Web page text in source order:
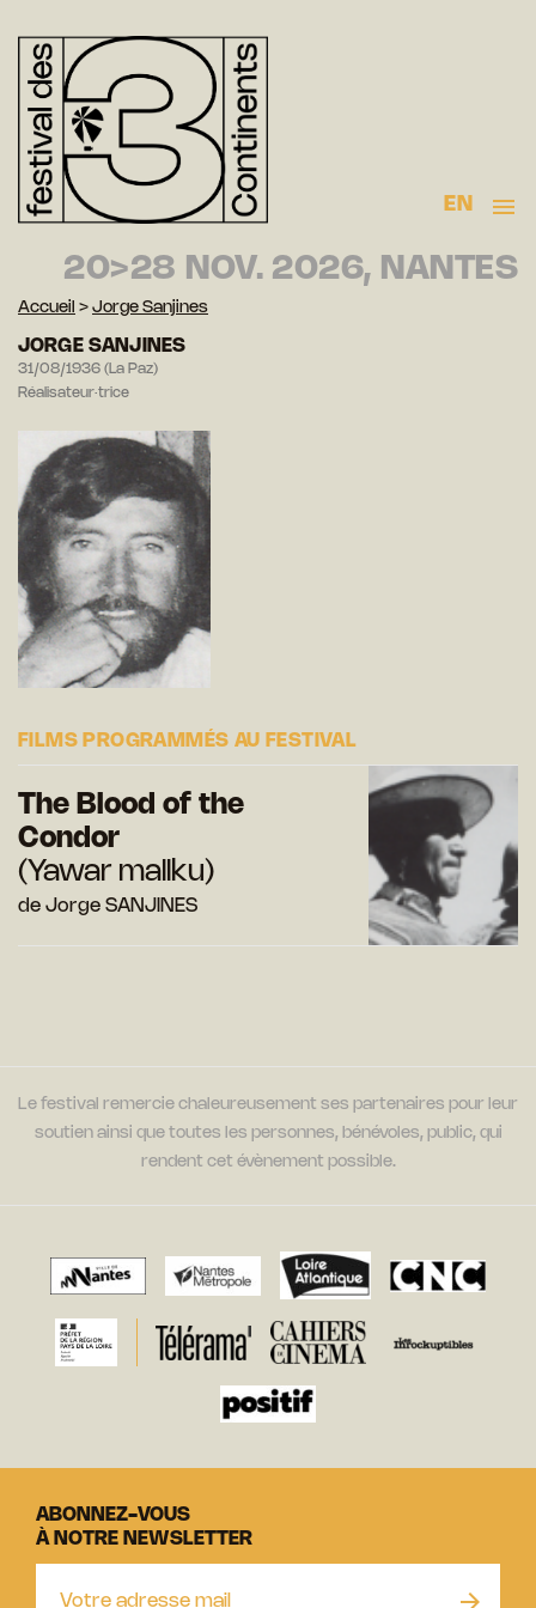
EN
20>28 NOV. 2026, NANTES
Accueil > Jorge Sanjines
JORGE SANJINES
31/08/1936 (La Paz)
Réalisateur·trice
FILMS PROGRAMMÉS AU FESTIVAL
The Blood of the
Condor
(Yawar mallku)
de Jorge SANJINES
Le festival remercie chaleureusement ses partenaires pour leur
soutien ainsi que toutes les personnes, bénévoles, public, qui
rendent cet évènement possible.
ABONNEZ-VOUS
À NOTRE NEWSLETTER